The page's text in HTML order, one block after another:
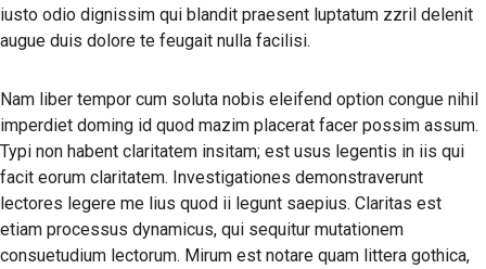
iusto odio dignissim qui blandit praesent luptatum zzril delenit
augue duis dolore te feugait nulla facilisi.
Nam liber tempor cum soluta nobis eleifend option congue nihil
imperdiet doming id quod mazim placerat facer possim assum.
Typi non habent claritatem insitam; est usus legentis in iis qui
facit eorum claritatem. Investigationes demonstraverunt
lectores legere me lius quod ii legunt saepius. Claritas est
etiam processus dynamicus, qui sequitur mutationem
consuetudium lectorum. Mirum est notare quam littera gothica,